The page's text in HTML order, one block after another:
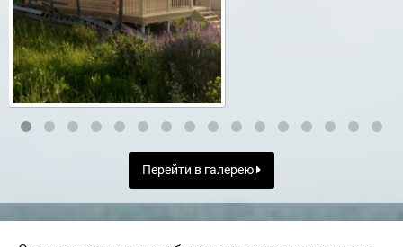
Перейти в галерею